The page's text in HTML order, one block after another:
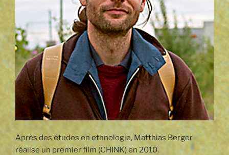
Après des études en ethnologie, Matthias Berger
réalise un premier film (CHINK) en 2010.